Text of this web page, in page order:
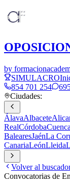
by
SIMULACRO
854 701 254
Ciudades:
ÁlavaAlbacete
RealCórdobaCuenca
BalearesJaénLa
CanariaLeónLleida
Volver al
Convocatorias de